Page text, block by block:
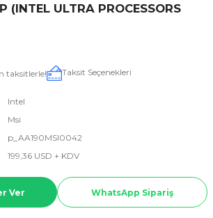
(INTEL ULTRA PROCESSORS
taksitlerle! Taksit Seçenekleri
Intel
Msi
p_AA190MSI0042
199,36 USD + KDV
Ver WhatsApp Sipariş